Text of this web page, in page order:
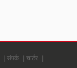
संपर्क
चार्टर